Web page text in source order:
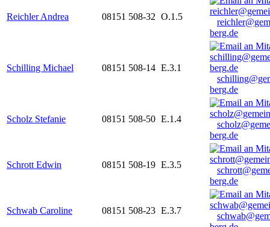
Reichler Andrea 08151 508-32 O.1.5
berg.de
Schilling Michael 08151 508-14 E.3.1
berg.de
Scholz Stefanie 08151 508-50 E.1.4
berg.de
Schrott Edwin 08151 508-19 E.3.5
berg.de
Schwab Caroline 08151 508-23 E.3.7